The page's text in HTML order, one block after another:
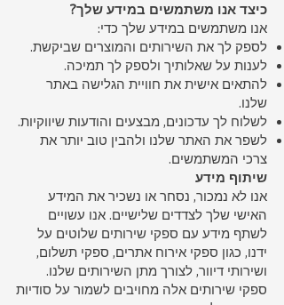
כיצד אנו משתמשים במידע שלך?
אנו משתמשים במידע שלך כדי:
לספק לך את השירותים והמוצרים שביקשת.
לענות על שאלותיך ולספק לך תמיכה.
להתאים אישית את חוויית הגלישה באתר
שלנו.
לשלוח לך עדכונים, מבצעים והודעות שיווקיות.
לשפר את האתר שלנו ולהבין טוב יותר את
צרכי המשתמשים.
שיתוף מידע
אנו לא נמכור, נסחר או נשכיר את המידע
האישי שלך לצדדים שלישיים. אנו עשויים
לשתף מידע עם ספקי שירותים שלוטים על
ידנו, כגון ספקי אירוח אתרים, ספקי תשלום,
ושירותי דיוור, לצורך מתן השירותים שלנו.
ספקי שירותים אלה מחויבים לשמור על סודיות